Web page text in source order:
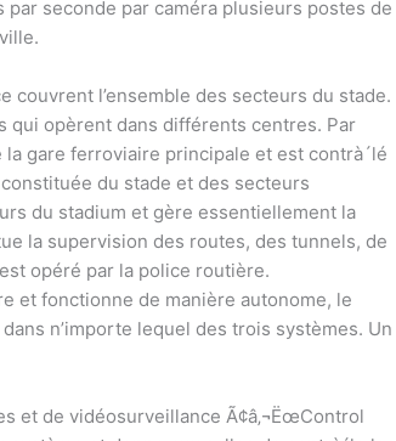
seconde par caméra plusieurs postes de
l’ensemble des secteurs du stade.
qui opèrent dans différents centres. Par
la gare ferroviaire principale et est contrà´lé
du stade et des secteurs
du stadium et gère essentiellement la
la supervision des routes, des tunnels, de
opéré par la police routière.
et fonctionne de manière autonome, le
n’importe lequel des trois systèmes. Un
et de vidéosurveillance Ã¢â‚¬ËœControl